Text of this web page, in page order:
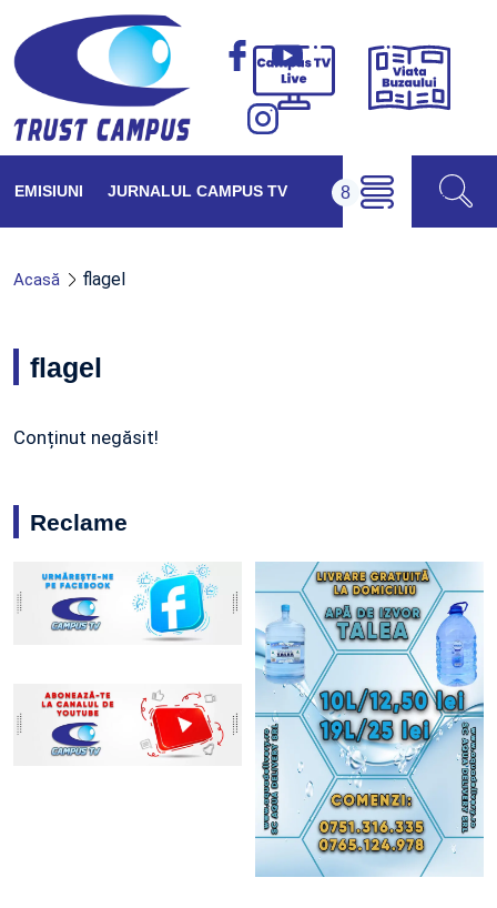
Campus
Viața
EMISIUNI JURNALUL CAMPUS TV
Acasă flagel
flagel
Conținut negăsit!
Reclame